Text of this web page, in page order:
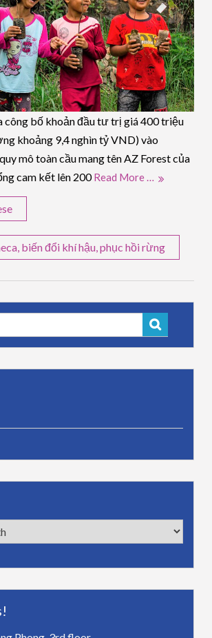
công bố khoản đầu tư trị giá 400 triệu
khoảng 9,4 nghìn tỷ VND) vào
mô toàn cầu mang tên AZ Forest của
cam kết lên 200Read More …
biến đổi khí hậu ,phục hồi rừng